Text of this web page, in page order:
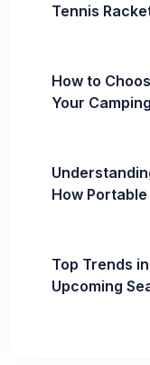
Tennis
How to
Your
How
Top Trends
Upcoming